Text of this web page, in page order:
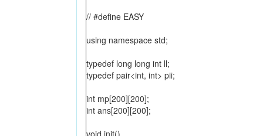
// #define EASY
using namespace std;
typedef long long int ll;
typedef pair<int, int> pii;
int mp[200][200];
int ans[200][200];